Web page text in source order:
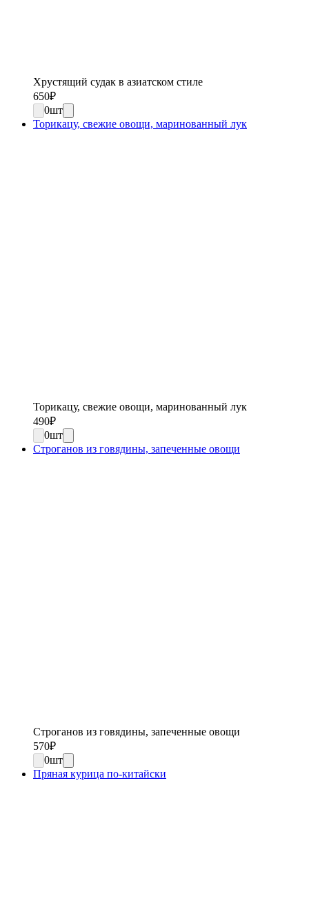
Хрустящий судак в азиатском стиле
650₽
0шт
Торикацу, свежие овощи, маринованный лук
Торикацу, свежие овощи, маринованный лук
490₽
0шт
Строганов из говядины, запеченные овощи
Строганов из говядины, запеченные овощи
570₽
0шт
Пряная курица по-китайски